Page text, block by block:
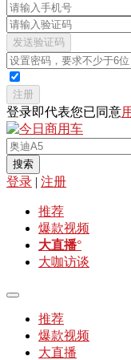
发送验证码
注册
登录即代表您已同意
搜索
登录 | 注册
推荐
爆款视频
大直播°
大咖访谈
推荐
爆款视频
大直播